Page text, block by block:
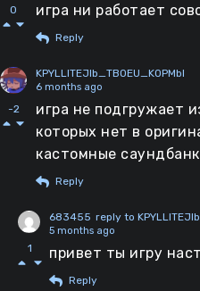
0 игра ни работает
Reply
-2
KPYLLITEJIb_TBOEU_KOPMbI
6 months ago
игра не подгружает
которых нет в
кастомные
Reply
1
683455 reply to
5 months ago
привет ты игру
Reply